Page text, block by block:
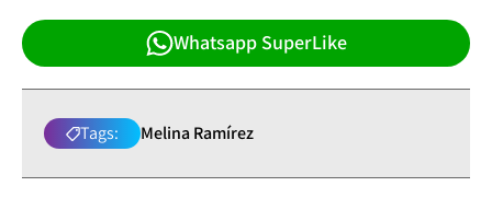
Whatsapp SuperLike
Tags: Melina Ramírez